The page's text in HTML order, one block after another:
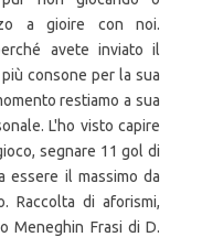
a gioire con noi.
avete inviato il
consone per la sua
restiamo a sua
L'ho visto capire
segnare 11 gol di
essere il massimo da
Raccolta di aforismi,
Meneghin Frasi di D.